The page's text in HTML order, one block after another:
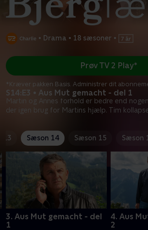
• Drama • 18 sæsoner •
S14:E3 • Aus Mut gemacht - del 1
Martin og Annes forhold er bedre end
der igen brug for Martins hjælp. Tim
Prøv TV 2 Play*
*Kræver pakken Basis. Administrer dit
13 Sæson 14 Sæson 15 Sæson
3. Aus Mut gemacht - del
1
4. Aus
2